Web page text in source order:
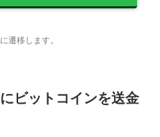
遷移します。
ビットコインを送金